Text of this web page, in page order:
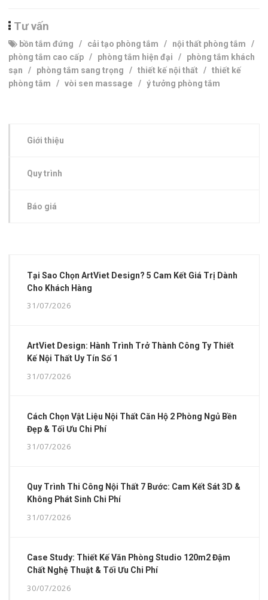
Tư vấn
bồn tắm đứng / cải tạo phòng tắm / nội thất phòng tắm /
phòng tắm cao cấp / phòng tắm hiện đại / phòng tắm khách
sạn / phòng tắm sang trọng /thiết kế nội thất /thiết kế
phòng tắm /vòi sen massage /ý tưởng phòng tắm
Giới thiệu
Quy trình
Báo giá
Tại Sao Chọn ArtViet Design? 5 Cam Kết Giá Trị Dành
Cho Khách Hàng
31/07/2026
ArtViet Design: Hành Trình Trở Thành Công Ty Thiết
Kế Nội Thất Uy Tín Số 1
31/07/2026
Cách Chọn Vật Liệu Nội Thất Căn Hộ 2 Phòng Ngủ Bền
Đẹp & Tối Ưu Chi Phí
31/07/2026
Quy Trình Thi Công Nội Thất 7 Bước: Cam Kết Sát 3D &
Không Phát Sinh Chi Phí
31/07/2026
Case Study: Thiết Kế Văn Phòng Studio 120m2 Đậm
Chất Nghệ Thuật & Tối Ưu Chi Phí
30/07/2026